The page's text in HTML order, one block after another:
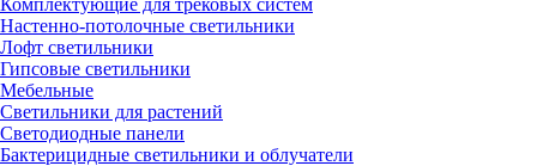
Комплектующие для трековых систем
Настенно-потолочные светильники
Лофт светильники
Гипсовые светильники
Мебельные
Светильники для растений
Светодиодные панели
Бактерицидные светильники и облучатели